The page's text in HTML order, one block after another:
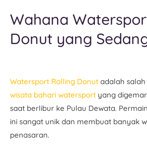
Wahana
Donut yang
Watersport Rolling Donut adalah
wisata bahari watersport yang
saat berlibur ke Pulau Dewata.
ini sangat unik dan membuat banyak
penasaran.